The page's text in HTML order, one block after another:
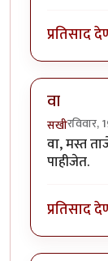
प्रतिसाद
वा
सखी
वा, मस्त
पाहीजेत.
प्रतिसाद